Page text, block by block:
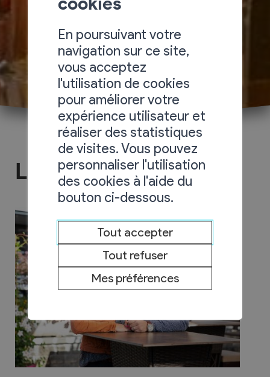
Le Centre
En poursuivant votre
navigation sur ce site,
vous acceptez
l'utilisation de cookies
pour améliorer votre
expérience utilisateur et
réaliser des statistiques
de visites. Vous pouvez
personnaliser l'utilisation
des cookies à l'aide du
bouton ci-dessous.
Tout accepter
Tout refuser
Mes préférences